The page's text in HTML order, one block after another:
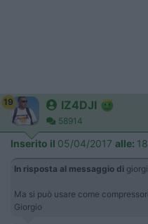
19 IZ4DJI
58914
Inserito il 05/04/2017 alle:
In risposta al messaggio di
Ma si può usare come
Giorgio